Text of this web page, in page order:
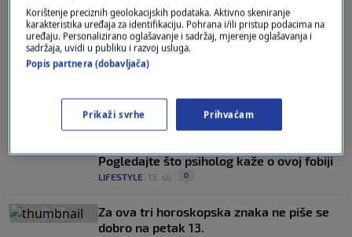
Oglas
Pogledajte što psiholog kaže o ovoj fobiji
LIFESTYLE 13. sij. 0
Za ova tri horoskopska znaka ne piše se
dobro na petak 13.
Korištenje preciznih geolokacijskih podataka. Aktivno skeniranje
karakteristika uređaja za identifikaciju. Pohrana i/ili pristup podacima na
uređaju. Personalizirano oglašavanje i sadržaj, mjerenje oglašavanja i
sadržaja, uvidi u publiku i razvoj usluga.
Popis partnera (dobavljača)
Prikaži svrhe Prihvaćam